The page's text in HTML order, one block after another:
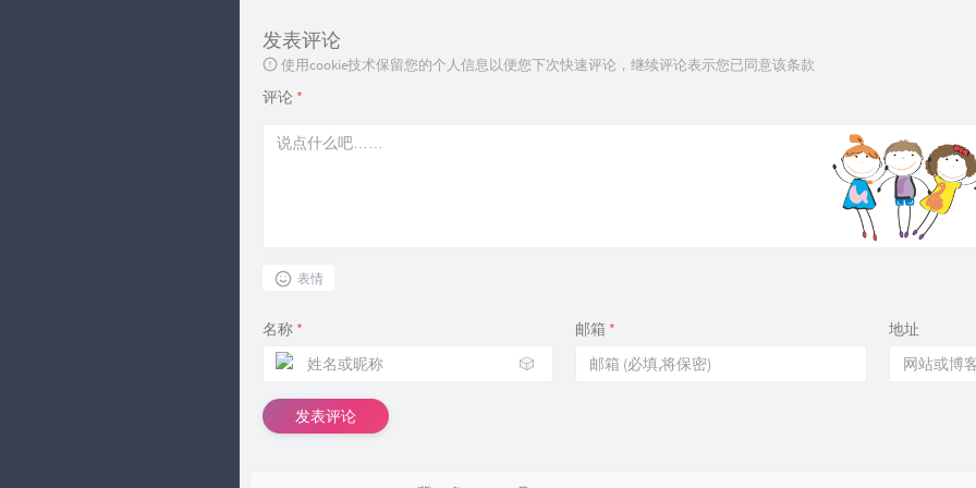
发表评论
使用cookie技术保留您的个人信息以便您下次快速评论，继续评论表示您已同意该条款
评论 *
表情
名称 *
🎲
邮箱 * 地址
发表评论